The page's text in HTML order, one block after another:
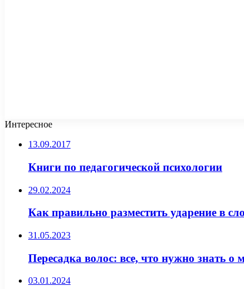
Интересное
13.09.2017
Книги по педагогической психологии
29.02.2024
Как правильно разместить ударение в
31.05.2023
Пересадка волос: все, что нужно знать о
03.01.2024